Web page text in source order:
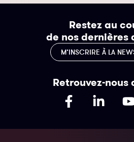
Restez au
de nos dernières
M’INSCRIRE À LA
Retrouvez-nous